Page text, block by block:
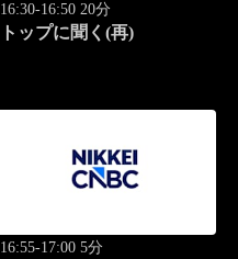
16:30-16:50 20分
トップに聞く(再)
16:55-17:00 5分